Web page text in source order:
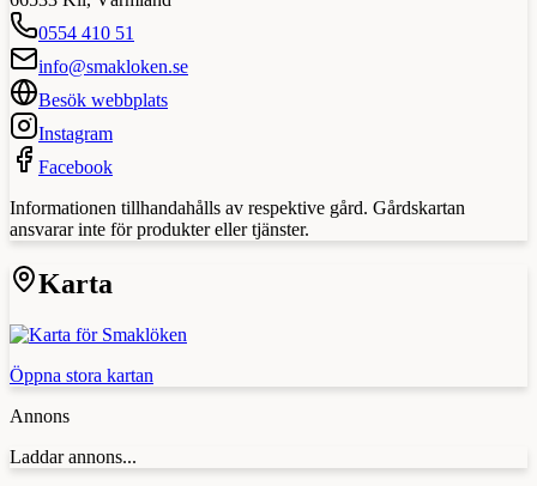
0554 410 51
info@smakloken.se
Besök webbplats
Instagram
Facebook
Informationen tillhandahålls av respektive gård. Gårdskartan
ansvarar inte för produkter eller tjänster.
Karta
Öppna stora kartan
Annons
Laddar annons...